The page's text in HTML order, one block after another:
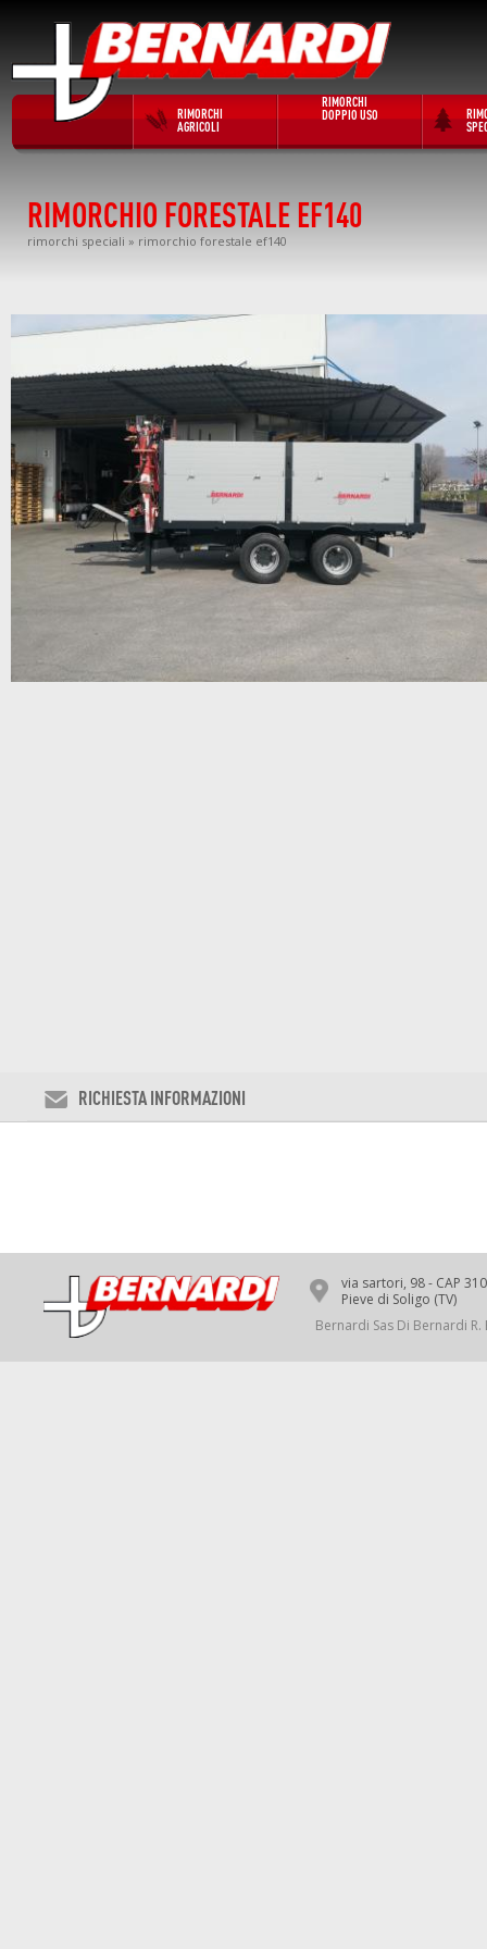
RIMORCHI
AGRICOLI
RIMORCHI
DOPPIO USO
RIMORCHIO FORESTALE EF140
rimorchi speciali » rimorchio forestale ef140
RICHIESTA INFORMAZIONI
via sartori, 98 - CAP
Pieve di Soligo (TV)
Bernardi Sas Di Bernardi